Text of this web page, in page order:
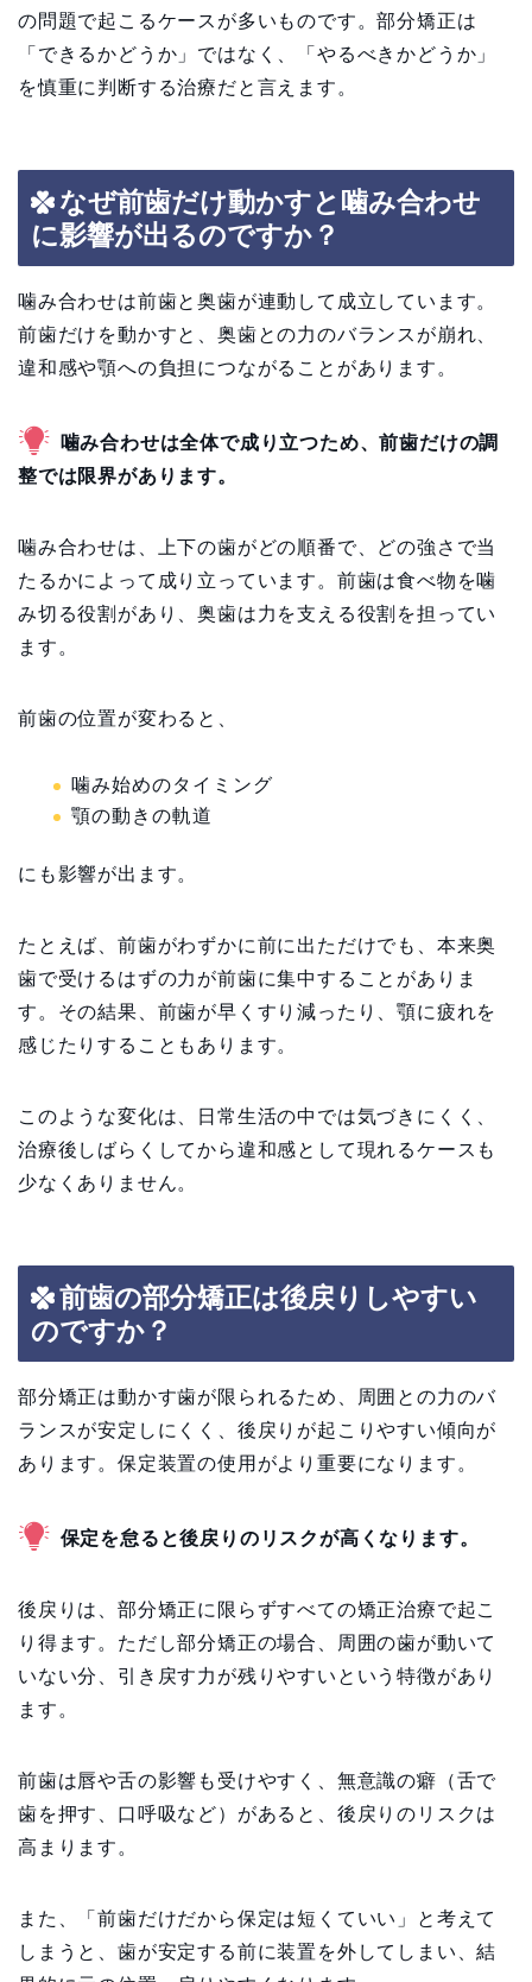
の問題で起こるケースが多いものです。部分矯正は
「できるかどうか」ではなく、「やるべきかどうか」
を慎重に判断する治療だと言えます。
なぜ前歯だけ動かすと噛み合わせ
に影響が出るのですか？
噛み合わせは前歯と奥歯が連動して成立しています。
前歯だけを動かすと、奥歯との力のバランスが崩れ、
違和感や顎への負担につながることがあります。
噛み合わせは全体で成り立つため、前歯だけの調
整では限界があります。
噛み合わせは、上下の歯がどの順番で、どの強さで当
たるかによって成り立っています。前歯は食べ物を噛
み切る役割があり、奥歯は力を支える役割を担ってい
ます。
前歯の位置が変わると、
噛み始めのタイミング
顎の動きの軌道
にも影響が出ます。
たとえば、前歯がわずかに前に出ただけでも、本来奥
歯で受けるはずの力が前歯に集中することがありま
す。その結果、前歯が早くすり減ったり、顎に疲れを
感じたりすることもあります。
このような変化は、日常生活の中では気づきにくく、
治療後しばらくしてから違和感として現れるケースも
少なくありません。
前歯の部分矯正は後戻りしやすい
のですか？
部分矯正は動かす歯が限られるため、周囲との力のバ
ランスが安定しにくく、後戻りが起こりやすい傾向が
あります。保定装置の使用がより重要になります。
保定を怠ると後戻りのリスクが高くなります。
後戻りは、部分矯正に限らずすべての矯正治療で起こ
り得ます。ただし部分矯正の場合、周囲の歯が動いて
いない分、引き戻す力が残りやすいという特徴があり
ます。
前歯は唇や舌の影響も受けやすく、無意識の癖（舌で
歯を押す、口呼吸など）があると、後戻りのリスクは
高まります。
また、「前歯だけだから保定は短くていい」と考えて
しまうと、歯が安定する前に装置を外してしまい、結